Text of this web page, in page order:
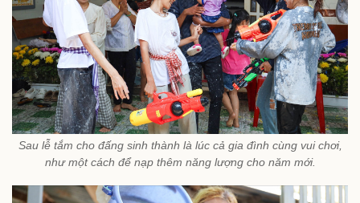
Sau lễ tắm cho đấng sinh thành là lúc cả gia đình cùng vui chơi,
như một cách để nạp thêm năng lượng cho năm mới.